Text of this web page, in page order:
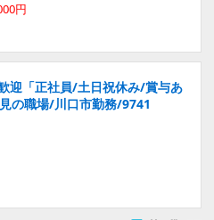
円
迎「正社員/土日祝休み/賞与あ
の職場/川口市勤務/9741